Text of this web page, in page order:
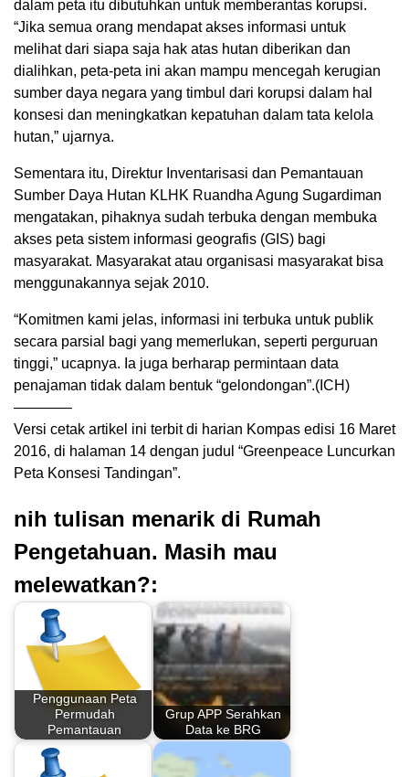
dalam peta itu dibutuhkan untuk memberantas korupsi.
“Jika semua orang mendapat akses informasi untuk
melihat dari siapa saja hak atas hutan diberikan dan
dialihkan, peta-peta ini akan mampu mencegah kerugian
sumber daya negara yang timbul dari korupsi dalam hal
konsesi dan meningkatkan kepatuhan dalam tata kelola
hutan,” ujarnya.
Sementara itu, Direktur Inventarisasi dan Pemantauan
Sumber Daya Hutan KLHK Ruandha Agung Sugardiman
mengatakan, pihaknya sudah terbuka dengan membuka
akses peta sistem informasi geografis (GIS) bagi
masyarakat. Masyarakat atau organisasi masyarakat bisa
menggunakannya sejak 2010.
“Komitmen kami jelas, informasi ini terbuka untuk publik
secara parsial bagi yang memerlukan, seperti perguruan
tinggi,” ucapnya. Ia juga berharap permintaan data
penajaman tidak dalam bentuk “gelondongan”.(ICH)
————
Versi cetak artikel ini terbit di harian Kompas edisi 16 Maret
2016, di halaman 14 dengan judul “Greenpeace Luncurkan
Peta Konsesi Tandingan”.
nih tulisan menarik di Rumah
Pengetahuan. Masih mau
melewatkan?:
Penggunaan Peta
Permudah
Pemantauan
Grup APP Serahkan
Data ke BRG